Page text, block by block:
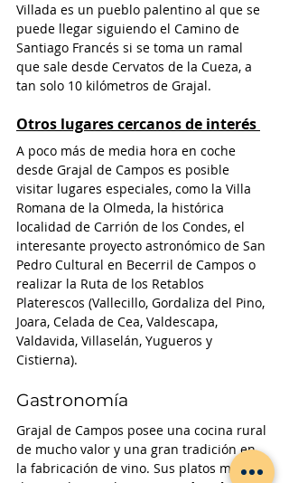
Villada es un pueblo palentino al que se
puede llegar siguiendo el Camino de
Santiago Francés si se toma un ramal
que sale desde Cervatos de la Cueza, a
tan solo 10 kilómetros de Grajal.
Otros lugares cercanos de interés
A poco más de media hora en coche
desde Grajal de Campos es posible
visitar lugares especiales, como la Villa
Romana de la Olmeda, la histórica
localidad de Carrión de los Condes, el
interesante proyecto astronómico de San
Pedro Cultural en Becerril de Campos o
realizar la Ruta de los Retablos
Platerescos (Vallecillo, Gordaliza del Pino,
Joara, Celada de Cea, Valdescapa,
Valdavida, Villaselán, Yugueros y
Cistierna).
Gastronomía
Grajal de Campos posee una cocina rural
de mucho valor y una gran tradición en
la fabricación de vino. Sus platos más